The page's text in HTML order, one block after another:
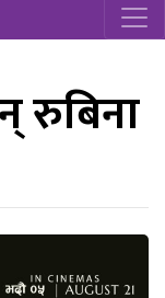
रुबिना